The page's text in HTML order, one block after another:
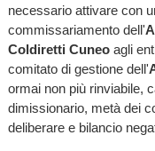
necessario attivare con
commissariamento dell'
Coldiretti Cuneoagli
comitato di gestione dell'
ormai non più rinviabile,
dimissionario, metà dei
deliberare e bilancio